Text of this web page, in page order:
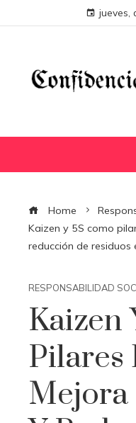
jueves,
Home
Kaizen y 5S como
reducción de residuos
RESPONSABILIDAD
Kaizen
Pilares